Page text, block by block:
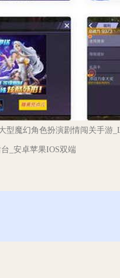
型魔幻角色扮演剧情闯关手游
_安卓苹果IOS双端